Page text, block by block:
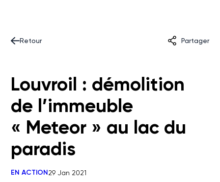
Retour Partager
Louvroil : démolition
de l’immeuble
« Meteor » au lac du
paradis
EN ACTION29 Jan 2021